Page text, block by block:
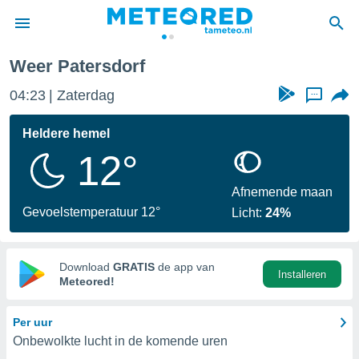
door
verstrekte
hoge
hebt de
voor
op basis
Weer Patersdorf
04:23 Zaterdag ...
Heldere hemel
12°
Gevoelstemperatuur 12°
Afnemende maan
Licht:24%
Download GRATIS de app van
Meteored!
Installeren
Per uur
Onbewolkte lucht in de komende uren